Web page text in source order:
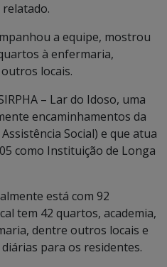
a equipe, mostrou
à enfermaria,
locais.
– Lar do Idoso, uma
encaminhamentos da
Social) e que atua
como Instituição de Longa
está com 92
tem 42 quartos, academia,
dentre outros locais e
para os residentes.